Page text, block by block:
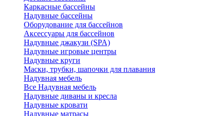
Каркасные бассейны
Надувные бассейны
Оборудование для бассейнов
Аксессуары для бассейнов
Надувные джакузи (SPA)
Надувные игровые центры
Надувные круги
Маски, трубки, шапочки для плавания
Надувная мебель
Все Надувная мебель
Надувные диваны и кресла
Надувные кровати
Надувные матрасы